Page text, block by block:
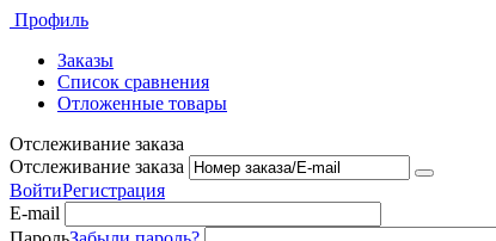
Профиль
Заказы
Список сравнения
Отложенные товары
Отслеживание заказа
Отслеживание заказа
ВойтиРегистрация
E-mail